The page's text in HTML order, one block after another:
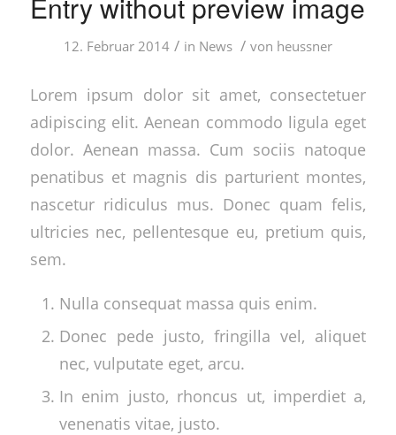
12. Februar 2014 / in News / von heussner
Lorem ipsum dolor sit amet, consectetuer
adipiscing elit. Aenean commodo ligula eget
dolor. Aenean massa. Cum sociis natoque
penatibus et magnis dis parturient montes,
nascetur ridiculus mus. Donec quam felis,
ultricies nec, pellentesque eu, pretium quis,
sem.
Nulla consequat massa quis enim.
Donec pede justo, fringilla vel, aliquet
nec, vulputate eget, arcu.
In enim justo, rhoncus ut, imperdiet a,
venenatis vitae, justo.